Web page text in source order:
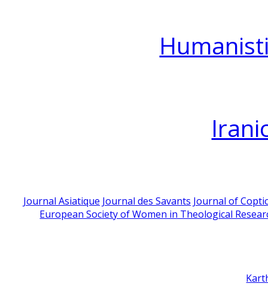
Journal Asiatique Journal des Savants Journal of
European Society of Women in Theological